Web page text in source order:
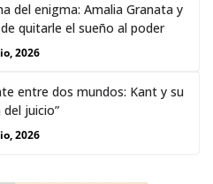
del enigma: Amalia Granata y
quitarle el sueño al poder
2026
entre dos mundos: Kant y su
del juicio”
2026